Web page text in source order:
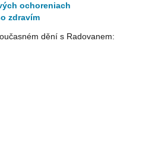
ochoreniach
zdravím
dění s Radovanem: